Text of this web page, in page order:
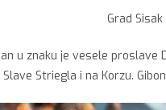
Grad
u znaku je vesele proslave
Slave Striegla i na Korzu.